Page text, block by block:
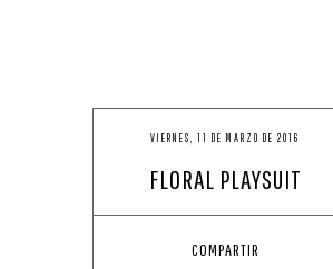
VIERNES, 11 DE MARZO DE 2016
FLORAL PLAYSUIT
COMPARTIR